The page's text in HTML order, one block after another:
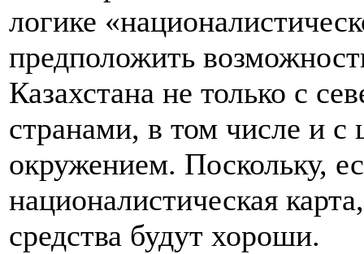
логике
предположить
Казахстана не только с
странами, в том числе и с
окружением. Поскольку,
националистическая
средства будут хороши.